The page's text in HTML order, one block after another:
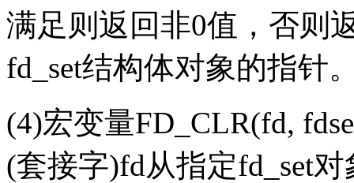
满足则返回非0值，否则
fd_set结构体对象的指针
(4)宏变量FD_CLR(fd,
(套接字)fd从指定fd_set